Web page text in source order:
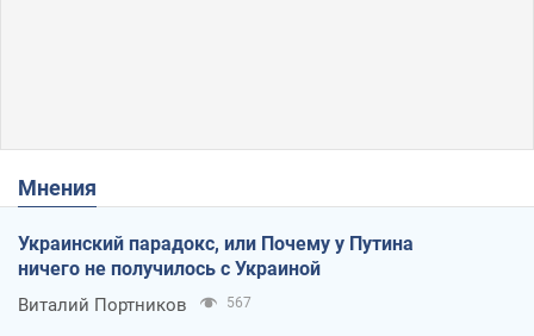
Мнения
Украинский парадокс, или Почему у Путина
ничего не получилось с Украиной
Виталий Портников 567